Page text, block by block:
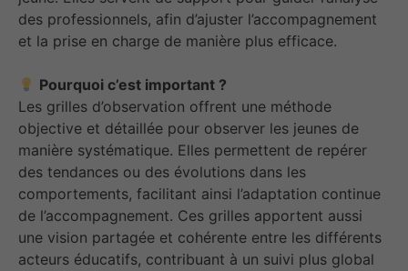
des professionnels, afin d’ajuster l’accompagnement
et la prise en charge de manière plus efficace.
Pourquoi c’est important ?
Les grilles d’observation offrent une méthode
objective et détaillée pour observer les jeunes de
manière systématique. Elles permettent de repérer
des tendances ou des évolutions dans les
comportements, facilitant ainsi l’adaptation continue
de l’accompagnement. Ces grilles apportent aussi
une vision partagée et cohérente entre les différents
acteurs éducatifs, contribuant à un suivi plus global